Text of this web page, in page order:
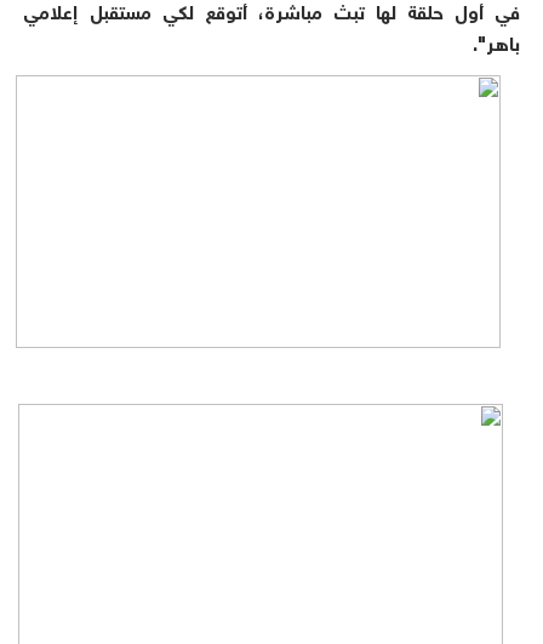
في أول حلقة لها تبث مباشرة، أتوقع لكي مستقبل إعلامي
باهر".